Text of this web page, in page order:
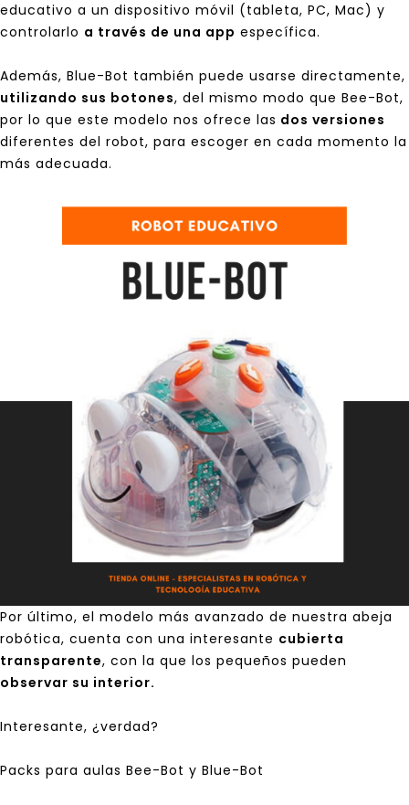
educativo a un dispositivo móvil (tableta, PC, Mac) y
controlarlo a través de una app específica.
Además, Blue-Bot también puede usarse directamente,
utilizando sus botones, del mismo modo que Bee-Bot,
por lo que este modelo nos ofrece las dos versiones
diferentes del robot, para escoger en cada momento la
más adecuada.
Por último, el modelo más avanzado de nuestra abeja
robótica, cuenta con una interesante cubierta
transparente, con la que los pequeños pueden
observar su interior.
Interesante, ¿verdad?
Packs para aulas Bee-Bot y Blue-Bot